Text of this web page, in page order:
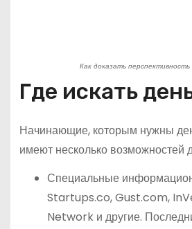
Как доказать
Где искать
Начинающие, которым нужны
имеют несколько возможностей
Специальные
Startups.co, Gust.com,
Network и другие.